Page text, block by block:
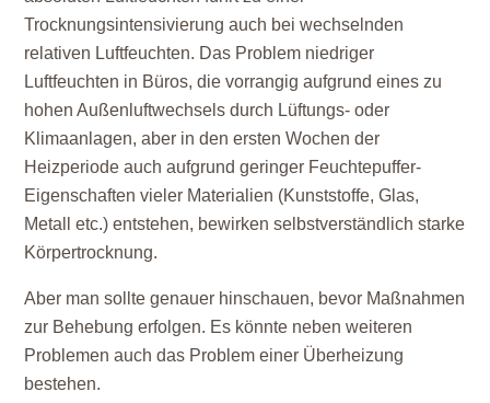
Trocknungsintensivierung auch bei wechselnden
relativen Luftfeuchten. Das Problem niedriger
Luftfeuchten in Büros, die vorrangig aufgrund eines zu
hohen Außenluftwechsels durch Lüftungs- oder
Klimaanlagen, aber in den ersten Wochen der
Heizperiode auch aufgrund geringer Feuchtepuffer-
Eigenschaften vieler Materialien (Kunststoffe, Glas,
Metall etc.) entstehen, bewirken selbstverständlich starke
Körpertrocknung.
Aber man sollte genauer hinschauen, bevor Maßnahmen
zur Behebung erfolgen. Es könnte neben weiteren
Problemen auch das Problem einer Überheizung
bestehen.